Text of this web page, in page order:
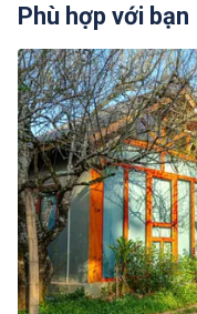
Phù hợp với bạn